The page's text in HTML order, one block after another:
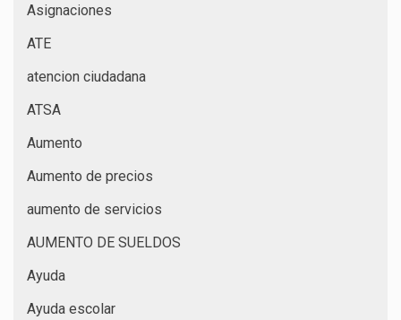
Asignaciones
ATE
atencion ciudadana
ATSA
Aumento
Aumento de precios
aumento de servicios
AUMENTO DE SUELDOS
Ayuda
Ayuda escolar